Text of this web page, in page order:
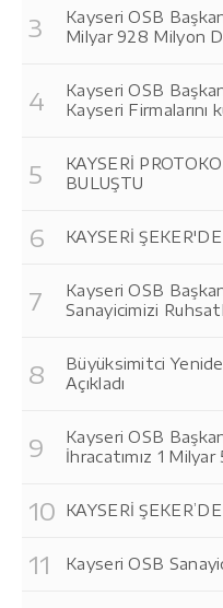
Kayseri OSB
Milyar 928 Milyon
Kayseri OSB
Kayseri Firmalarını
KAYSERİ
BULUŞTU
KAYSERİ
Kayseri OSB
Sanayicimizi
Büyüksimitci
Açıkladı
Kayseri OSB
İhracatımız 1
KAYSERİ
Kayseri OSB